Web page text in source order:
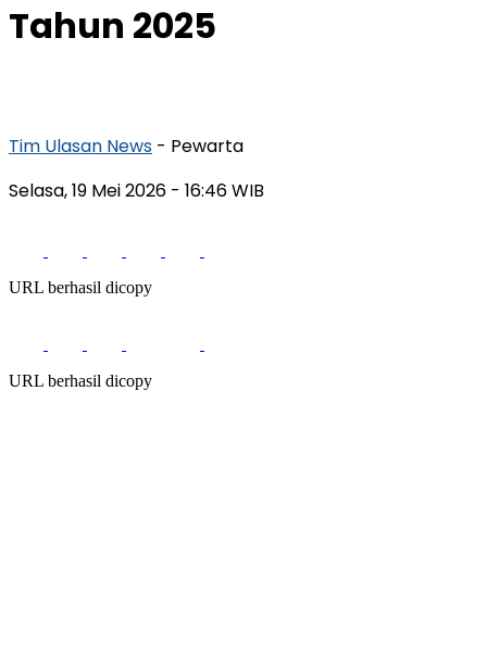
Tahun 2025
Tim Ulasan News - Pewarta
Selasa, 19 Mei 2026 - 16:46 WIB
URL berhasil dicopy
URL berhasil dicopy